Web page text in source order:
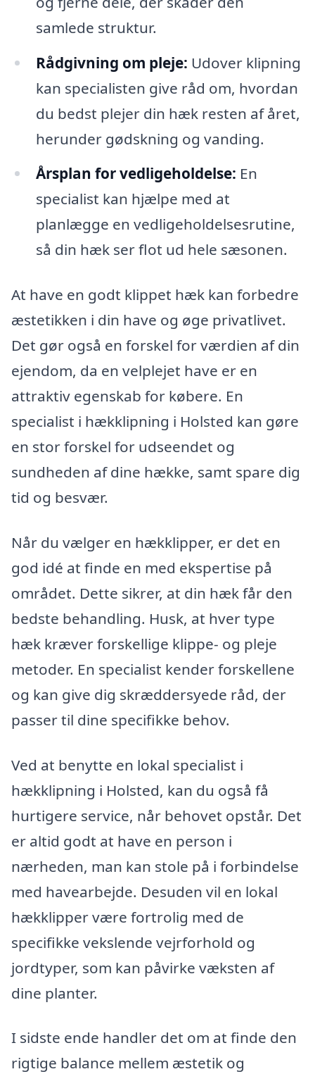
samlede struktur.
Rådgivning om pleje: Udover klipning
kan specialisten give råd om, hvordan
du bedst plejer din hæk resten af året,
herunder gødskning og vanding.
Årsplan for vedligeholdelse: En
specialist kan hjælpe med at
planlægge en vedligeholdelsesrutine,
så din hæk ser flot ud hele sæsonen.
At have en godt klippet hæk kan forbedre
æstetikken i din have og øge privatlivet.
Det gør også en forskel for værdien af din
ejendom, da en velplejet have er en
attraktiv egenskab for købere. En
specialist i hækklipning i Holsted kan gøre
en stor forskel for udseendet og
sundheden af dine hække, samt spare dig
tid og besvær.
Når du vælger en hækklipper, er det en
god idé at finde en med ekspertise på
området. Dette sikrer, at din hæk får den
bedste behandling. Husk, at hver type
hæk kræver forskellige klippe- og pleje
metoder. En specialist kender forskellene
og kan give dig skræddersyede råd, der
passer til dine specifikke behov.
Ved at benytte en lokal specialist i
hækklipning i Holsted, kan du også få
hurtigere service, når behovet opstår. Det
er altid godt at have en person i
nærheden, man kan stole på i forbindelse
med havearbejde. Desuden vil en lokal
hækklipper være fortrolig med de
specifikke vekslende vejrforhold og
jordtyper, som kan påvirke væksten af
dine planter.
I sidste ende handler det om at finde den
rigtige balance mellem æstetik og